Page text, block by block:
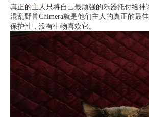
真正的主人只将自己最顽强的乐器托付给神
混乱野兽Chimera就是他们主人的真正的最
保护性，没有生物喜欢它。